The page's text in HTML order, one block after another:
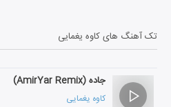
تک آهنگ هایکاوه یغمایی
جاده (AmirYar Remix)
کاوه یغمایی